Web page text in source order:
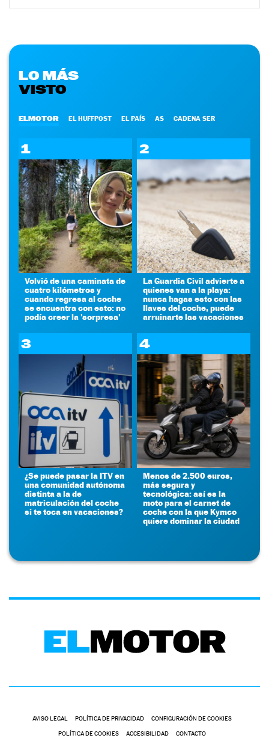
LO MÁS
VISTO
ELMOTOR EL HUFFPOST EL PAÍS AS CADENA SER
1
Volvió de una caminata de
cuatro kilómetros y
cuando regresa al coche
se encuentra con esto: no
podía creer la 'sorpresa'
2
La Guardia Civil advierte a
quienes van a la playa:
nunca hagas esto con las
llaves del coche, puede
arruinarte las vacaciones
3
¿Se puede pasar la ITV en
una comunidad autónoma
distinta a la de
matriculación del coche
si te toca en vacaciones?
4
Menos de 2.500 euros,
más segura y
tecnológica: así es la
moto para el carnet de
coche con la que Kymco
quiere dominar la ciudad
AVISO LEGAL POLÍTICA DE PRIVACIDAD CONFIGURACIÓN DE COOKIES
POLÍTICA DE COOKIES ACCESIBILIDAD CONTACTO